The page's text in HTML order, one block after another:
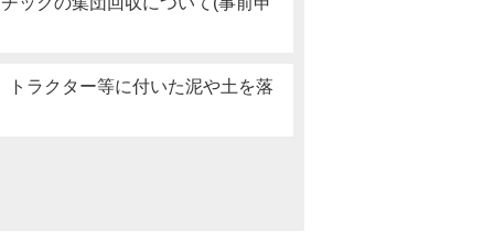
トラクター等に付いた泥や土を落